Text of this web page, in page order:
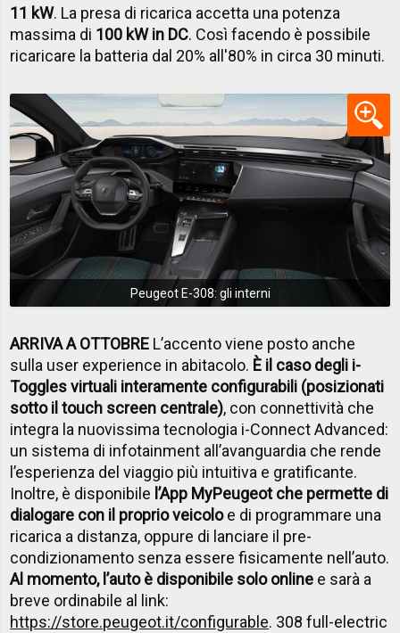
11 kW. La presa di ricarica accetta una potenza
massima di 100 kW in DC. Così facendo è possibile
ricaricare la batteria dal 20% all'80% in circa 30 minuti.
Peugeot E-308: gli interni
ARRIVA A OTTOBRE L’accento viene posto anche
sulla user experience in abitacolo. È il caso degli i-
Toggles virtuali interamente configurabili (posizionati
sotto il touch screen centrale), con connettività che
integra la nuovissima tecnologia i-Connect Advanced:
un sistema di infotainment all’avanguardia che rende
l’esperienza del viaggio più intuitiva e gratificante.
Inoltre, è disponibile l’App MyPeugeot che permette di
dialogare con il proprio veicoloe di programmare una
ricarica a distanza, oppure di lanciare il pre-
condizionamento senza essere fisicamente nell’auto.
Al momento, l’auto è disponibile solo online e sarà a
breve ordinabile al link:
https://store.peugeot.it/configurable. 308 full-electric